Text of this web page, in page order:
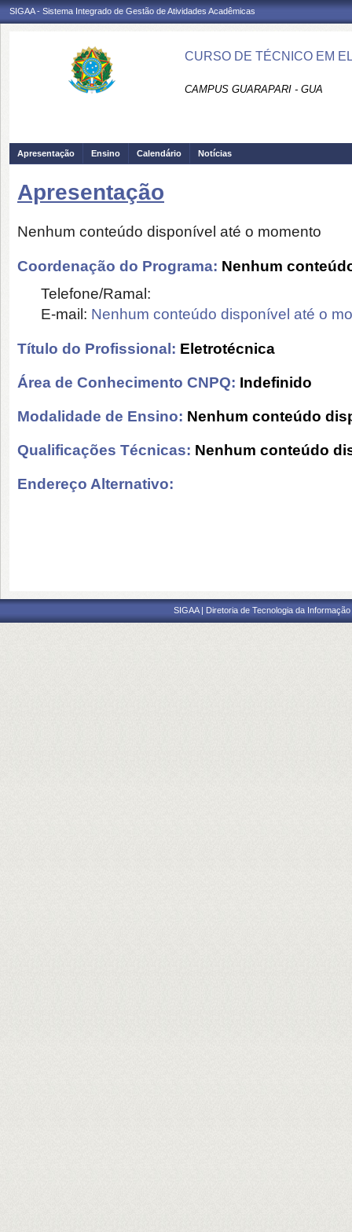
SIGAA - Sistema Integrado de Gestão de Atividades Acadêmicas
CURSO DE TÉCNICO EM
CAMPUS GUARAPARI - GUA
Apresentação Ensino Calendário Notícias
Apresentação
Nenhum conteúdo disponível até o momento
Coordenação do Programa: Nenhum
Telefone/Ramal:
E-mail: Nenhum conteúdo disponível até o
Título do Profissional: Eletrotécnica
Área de Conhecimento CNPQ: Indefinido
Modalidade de Ensino: Nenhum conteúdo
Qualificações Técnicas: Nenhum conteúdo
Endereço Alternativo:
SIGAA | Diretoria de Tecnologia da